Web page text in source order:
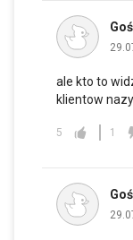
ale kto to
klientow
5 1